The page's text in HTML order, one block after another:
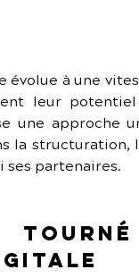
évolue à une
leur
une approche
la
ses partenaires.